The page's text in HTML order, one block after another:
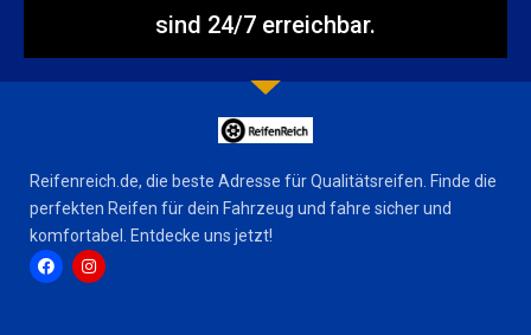
sind 24/7 erreichbar.
Reifenreich.de, die beste Adresse für Qualitätsreifen. Finde die
perfekten Reifen für dein Fahrzeug und fahre sicher und
komfortabel. Entdecke uns jetzt!